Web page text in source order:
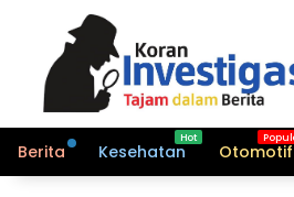
Berita Kesehatan Otomotif